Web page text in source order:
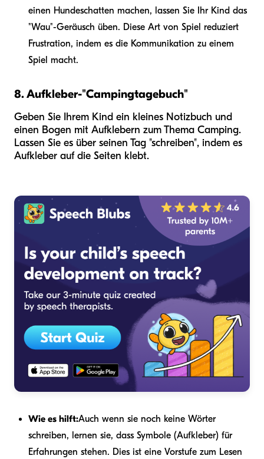
einen Hundeschatten machen, lassen Sie Ihr Kind das
"Wau"-Geräusch üben. Diese Art von Spiel reduziert
Frustration, indem es die Kommunikation zu einem
Spiel macht.
8. Aufkleber-"Campingtagebuch"
Geben Sie Ihrem Kind ein kleines Notizbuch und
einen Bogen mit Aufklebern zum Thema Camping.
Lassen Sie es über seinen Tag "schreiben", indem es
Aufkleber auf die Seiten klebt.
Wie es hilft:Auch wenn sie noch keine Wörter
schreiben, lernen sie, dass Symbole (Aufkleber) für
Erfahrungen stehen. Dies ist eine Vorstufe zum Lesen